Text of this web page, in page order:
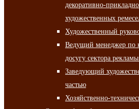
декоративно-
художественных
Художественный
Ведущий менеджер по
досугу сектора
Заведующий
частью
Хозяйственно-